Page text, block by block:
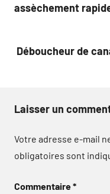
l’article
assèchement
Déboucheur de
Laisser un
Votre adresse e-mail
obligatoires sont
Commentaire*